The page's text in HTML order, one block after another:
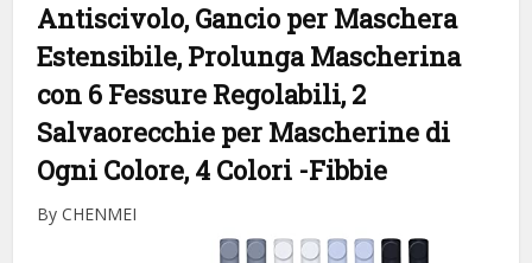
Antiscivolo, Gancio per Maschera
Estensibile, Prolunga Mascherina
con 6 Fessure Regolabili, 2
Salvaorecchie per Mascherine di
Ogni Colore, 4 Colori -Fibbie
By CHENMEI